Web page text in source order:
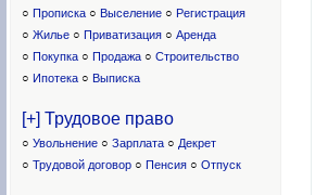
○ Прописка ○ Выселение ○ Регистрация
○ Жилье ○ Приватизация ○ Аренда
○ Покупка ○ Продажа ○ Строительство
○ Ипотека ○ Выписка
[+] Трудовое право
○ Увольнение ○ Зарплата ○ Декрет
○ Трудовой договор ○ Пенсия ○ Отпуск